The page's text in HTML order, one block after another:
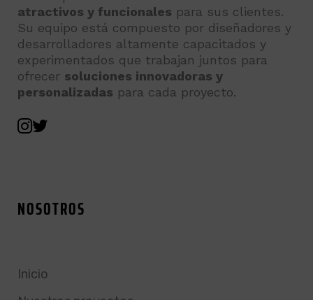
atractivos y funcionales para sus clientes.
Su equipo está compuesto por diseñadores y
desarrolladores altamente capacitados y
experimentados que trabajan juntos para
ofrecer soluciones innovadoras y
personalizadas para cada proyecto.
NOSOTROS
Inicio